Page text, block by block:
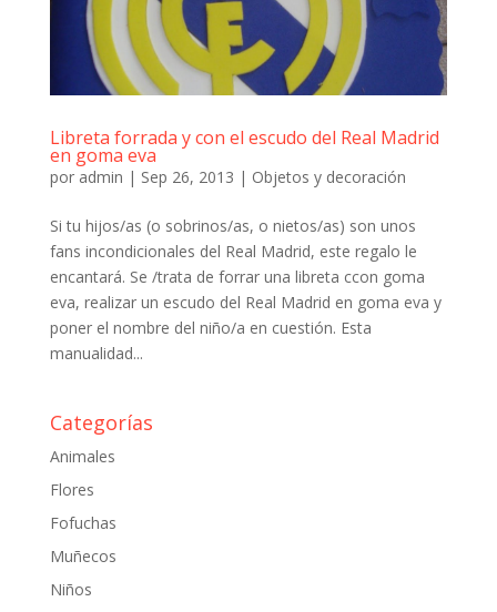
Libreta forrada y con el escudo del Real Madrid
en goma eva
por admin | Sep 26, 2013 | Objetos y decoración
Si tu hijos/as (o sobrinos/as, o nietos/as) son unos
fans incondicionales del Real Madrid, este regalo le
encantará. Se /trata de forrar una libreta ccon goma
eva, realizar un escudo del Real Madrid en goma eva y
poner el nombre del niño/a en cuestión. Esta
manualidad...
Categorías
Animales
Flores
Fofuchas
Muñecos
Niños